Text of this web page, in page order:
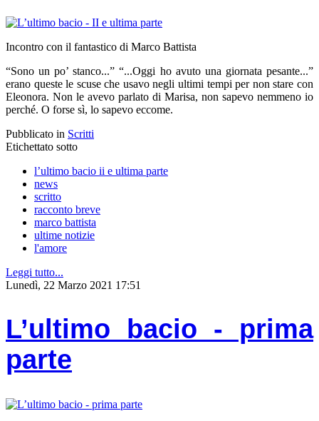
Incontro con il fantastico di Marco Battista
“Sono un po’ stanco...” “...Oggi ho avuto una giornata pesante...”
erano queste le scuse che usavo negli ultimi tempi per non stare con
Eleonora. Non le avevo parlato di Marisa, non sapevo nemmeno io
perché. O forse sì, lo sapevo eccome.
Pubblicato in Scritti
Etichettato sotto
l’ultimo bacio ii e ultima parte
news
scritto
racconto breve
marco battista
ultime notizie
l'amore
Leggi tutto...
Lunedì, 22 Marzo 2021 17:51
L’ultimo bacio - prima
parte